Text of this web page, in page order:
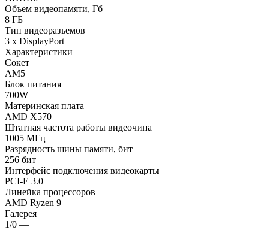
Объем видеопамяти, Гб
8 ГБ
Тип видеоразъемов
3 x DisplayPort
Характеристики
Сокет
AM5
Блок питания
700W
Материнская плата
AMD X570
Штатная частота работы видеочипа
1005 МГц
Разрядность шины памяти, бит
256 бит
Интерфейс подключения видеокарты
PCI-E 3.0
Линейка процессоров
AMD Ryzen 9
Галерея
1/0 —